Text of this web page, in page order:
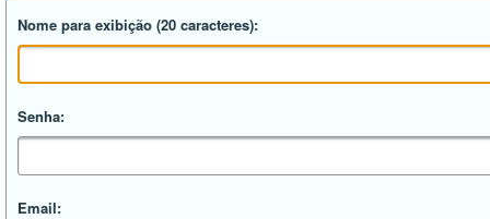
Nome para exibição (20 caracteres):
Senha:
Email: